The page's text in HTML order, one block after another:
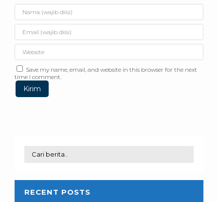
Save my name, email, and website in this browser for the next
time I comment.
RECENT POSTS